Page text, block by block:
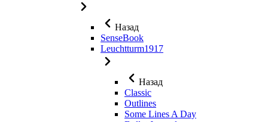
Назад
SenseBook
Leuchtturm1917
Назад
Classic
Outlines
Some Lines A Day